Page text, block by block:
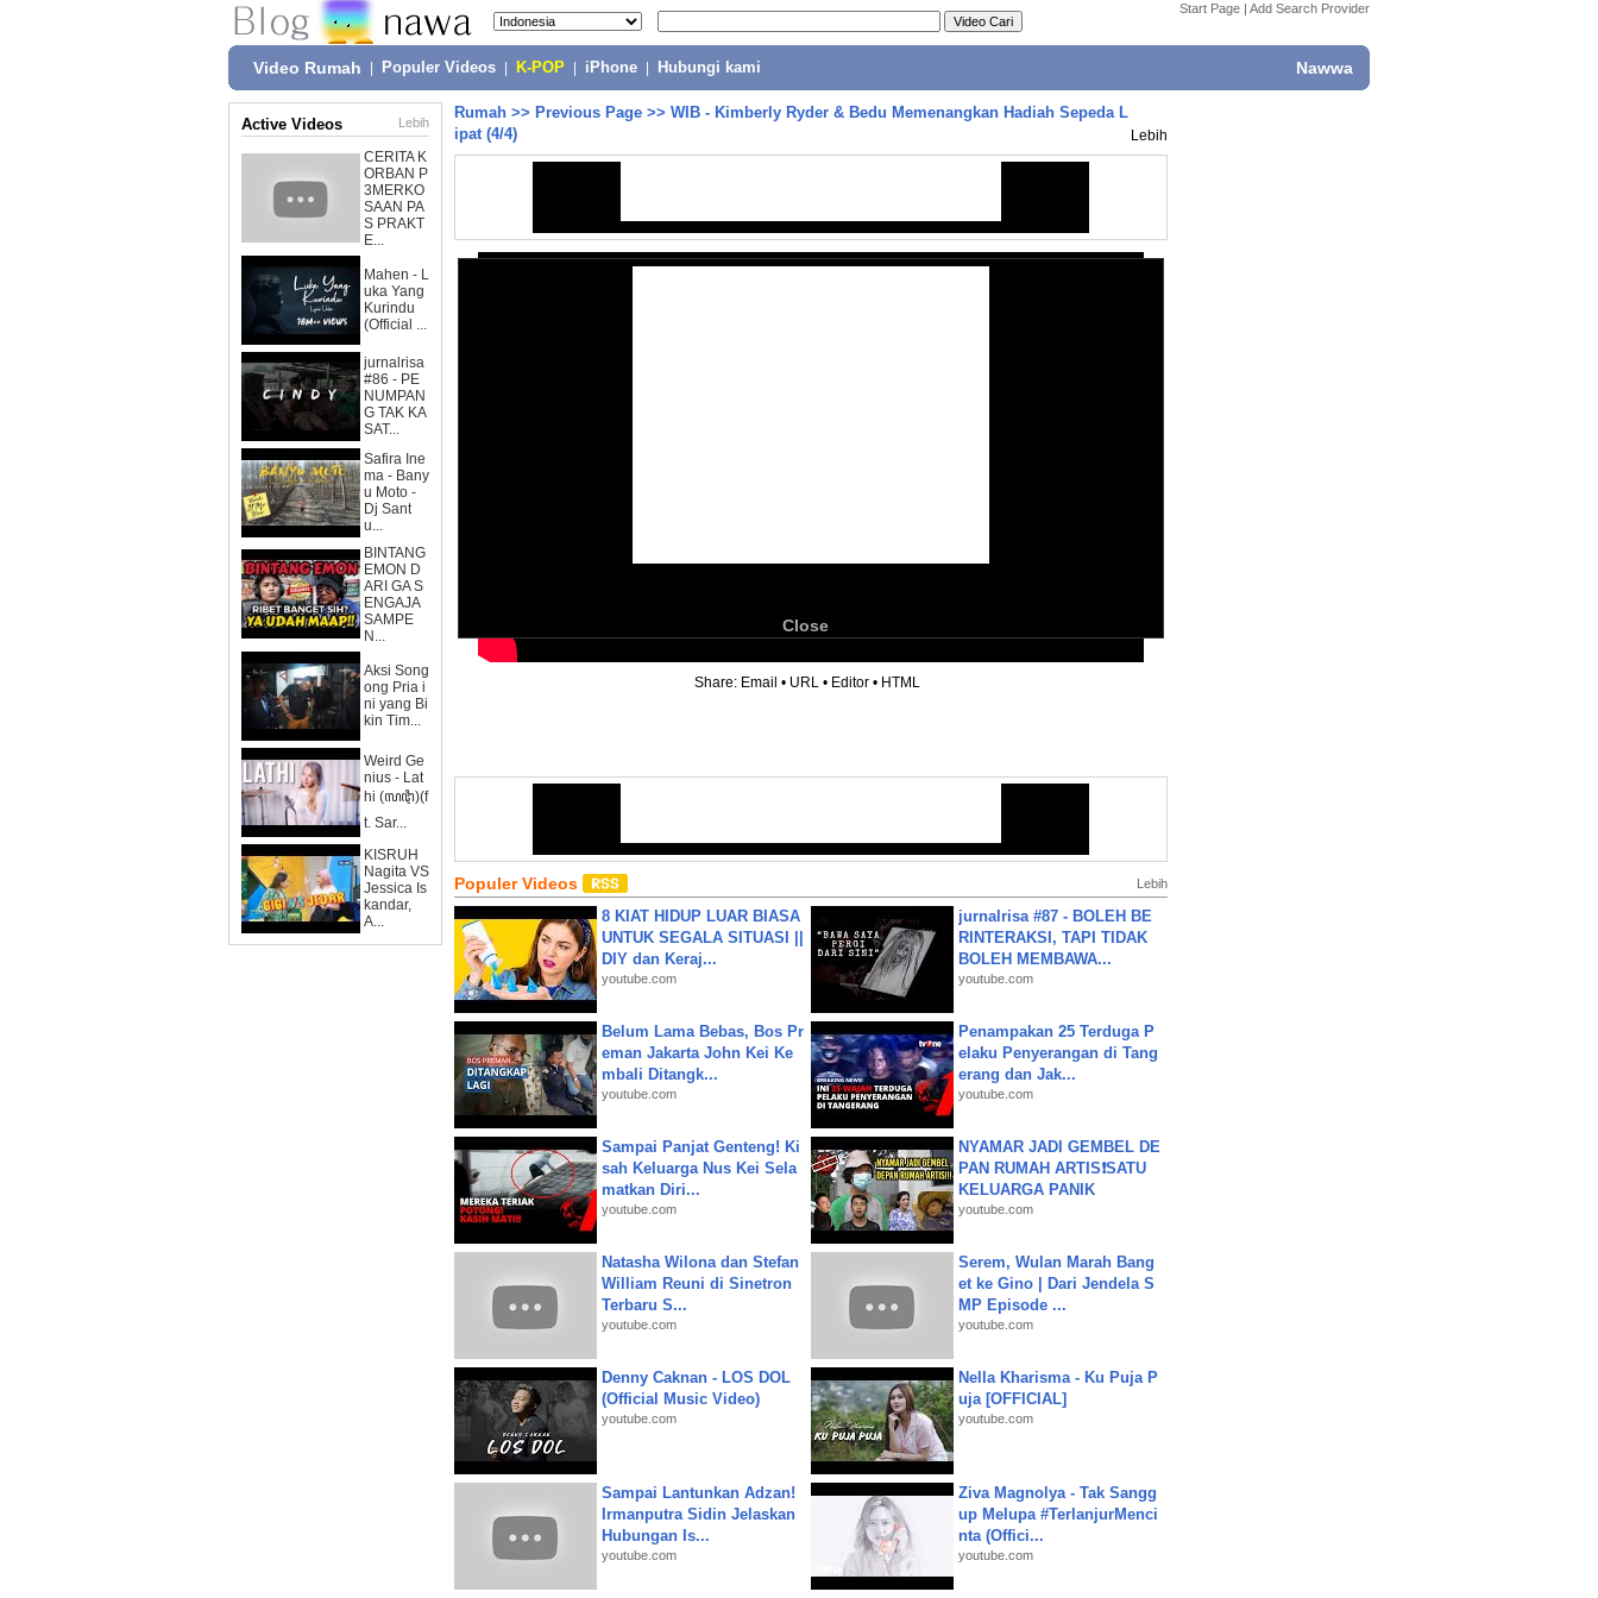
Start Page | Add Search Provider
Video Rumah Populer Videos K-POP iPhone Hubungi kami Nawwa
Active Videos Lebih
CERITA K
ORBAN P
3MERKO
SAAN PA
S PRAKT
E...
Mahen - L
uka Yang
Kurindu
(Official ...
jurnalrisa
#86 - PE
NUMPAN
G TAK KA
SAT...
Safira Ine
ma - Bany
u Moto -
Dj Sant
u...
BINTANG
EMON D
ARI GA S
ENGAJA
SAMPE
N...
Aksi Song
ong Pria i
ni yang Bi
kin Tim...
Weird Ge
nius - Lat
hi (ꦭꦛꦶ)(f
t. Sar...
KISRUH
Nagita VS
Jessica Is
kandar,
A...
Rumah >> Previous Page >> WIB - Kimberly Ryder & Bedu Memenangkan Hadiah Sepeda L
ipat (4/4)
Lebih
Close
Share: Email • URL • Editor • HTML
Populer Videos Lebih
8 KIAT HIDUP LUAR BIASA
UNTUK SEGALA SITUASI ||
DIY dan Keraj...
youtube.com
jurnalrisa #87 - BOLEH BE
RINTERAKSI, TAPI TIDAK
BOLEH MEMBAWA...
youtube.com
Belum Lama Bebas, Bos Pr
eman Jakarta John Kei Ke
mbali Ditangk...
youtube.com
Penampakan 25 Terduga P
elaku Penyerangan di Tang
erang dan Jak...
youtube.com
Sampai Panjat Genteng! Ki
sah Keluarga Nus Kei Sela
matkan Diri...
youtube.com
NYAMAR JADI GEMBEL DE
PAN RUMAH ARTIS❗SATU
KELUARGA PANIK
youtube.com
Natasha Wilona dan Stefan
William Reuni di Sinetron
Terbaru S...
youtube.com
Serem, Wulan Marah Bang
et ke Gino | Dari Jendela S
MP Episode ...
youtube.com
Denny Caknan - LOS DOL
(Official Music Video)
youtube.com
Nella Kharisma - Ku Puja P
uja [OFFICIAL]
youtube.com
Sampai Lantunkan Adzan!
Irmanputra Sidin Jelaskan
Hubungan Is...
youtube.com
Ziva Magnolya - Tak Sangg
up Melupa #TerlanjurMenci
nta (Offici...
youtube.com